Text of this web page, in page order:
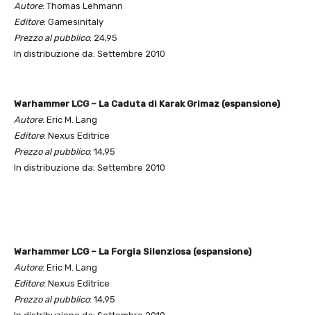
Autore: Thomas Lehmann
Editore: Gamesinitaly
Prezzo al pubblico: 24,95
In distribuzione da: Settembre 2010
Warhammer LCG – La Caduta di Karak Grimaz (espansione)
Autore: Eric M. Lang
Editore: Nexus Editrice
Prezzo al pubblico: 14,95
In distribuzione da: Settembre 2010
Warhammer LCG – La Forgia Silenziosa (espansione)
Autore: Eric M. Lang
Editore: Nexus Editrice
Prezzo al pubblico: 14,95